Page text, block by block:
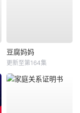
豆腐妈妈
更新至第164集